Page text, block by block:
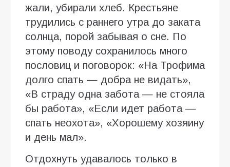
жали, убирали хлеб. Крестьяне
трудились с раннего утра до заката
солнца, порой забывая о сне. По
этому поводу сохранилось много
пословиц и поговорок: «На Трофима
долго спать — добра не видать»,
«В страду одна забота — не стояла
бы работа», «Если идет работа —
спать неохота», «Хорошему хозяину
и день мал».
Отдохнуть удавалось только в